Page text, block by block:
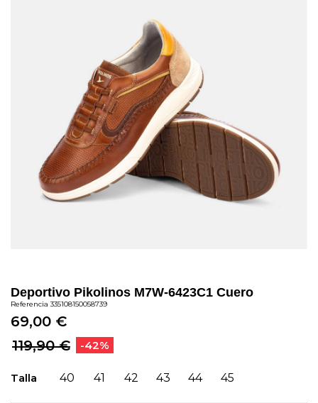
Deportivo Pikolinos M7W-6423C1 Cuero
Referencia 335108150058739
69,00 €
119,90 €
-42%
Talla 40 41 42 43 44 45